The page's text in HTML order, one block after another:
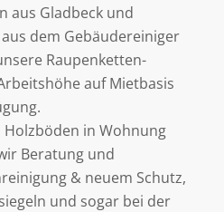
aus Gladbeck und
dem Gebäudereiniger
Raupenketten-
auf Mietbasis
Holzböden in Wohnung
Beratung und
& neuem Schutz,
und sogar bei der